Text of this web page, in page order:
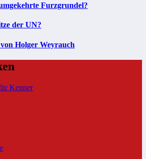
Furzgrundel?
der UN?
Holger Weyrauch
Kenner